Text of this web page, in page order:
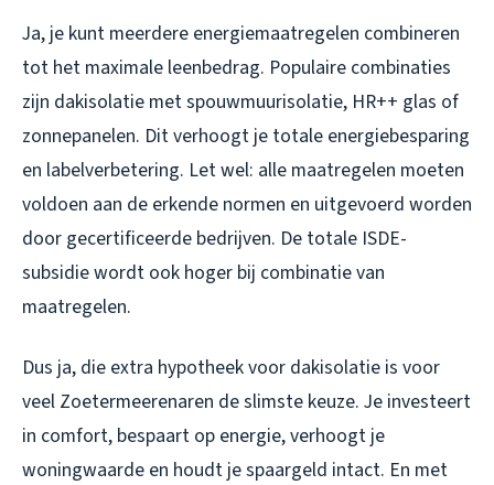
Ja, je kunt meerdere energiemaatregelen combineren
tot het maximale leenbedrag. Populaire combinaties
zijn dakisolatie met spouwmuurisolatie, HR++ glas of
zonnepanelen. Dit verhoogt je totale energiebesparing
en labelverbetering. Let wel: alle maatregelen moeten
voldoen aan de erkende normen en uitgevoerd worden
door gecertificeerde bedrijven. De totale ISDE-
subsidie wordt ook hoger bij combinatie van
maatregelen.
Dus ja, die extra hypotheek voor dakisolatie is voor
veel Zoetermeerenaren de slimste keuze. Je investeert
in comfort, bespaart op energie, verhoogt je
woningwaarde en houdt je spaargeld intact. En met